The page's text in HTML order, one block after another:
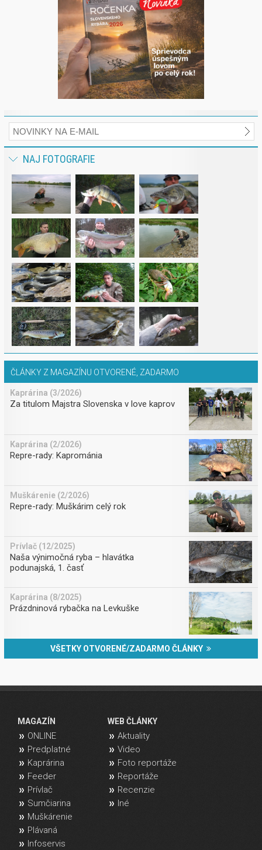
NAJ FOTOGRAFIE
ČLÁNKY Z MAGAZÍNU OTVORENÉ, ZADARMO
Kaprárina (3/2026)
Za titulom Majstra Slovenska v love kaprov
Kaprárina (2/2026)
Repre-rady: Kaprománia
Muškárenie (2/2026)
Repre-rady: Muškárim celý rok
Prívlač (12/2025)
Naša výnimočná ryba – hlavátka
podunajská, 1. časť
Kaprárina (8/2025)
Prázdninová rybačka na Levkuške
VŠETKY OTVORENÉ/ZADARMO ČLÁNKY
MAGAZÍN
ONLINE
Predplatné
Kaprárina
Feeder
Prívlač
Sumčiarina
Muškárenie
Plávaná
Infoservis
WEB ČLÁNKY
Aktuality
Video
Foto reportáže
Reportáže
Recenzie
Iné